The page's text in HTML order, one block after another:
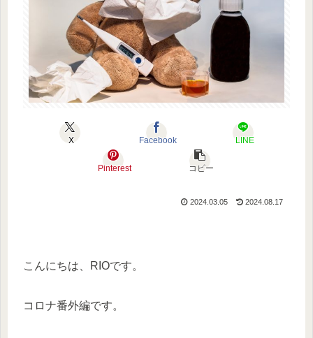
X Facebook LINE
Pinterest コピー
2024.03.05 2024.08.17
こんにちは、RIOです。
コロナ番外編です。